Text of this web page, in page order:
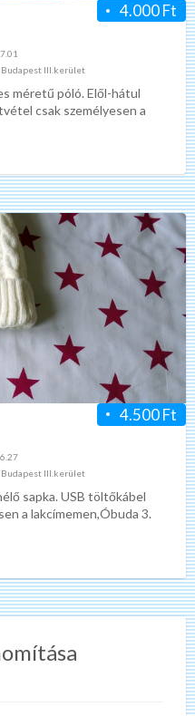
4.000 Ft
Budapest III.kerület
méretű póló. Elől-hátul
csak személyesen a
4.500 Ft
Budapest III.kerület
sapka. USB töltőkábel
a lakcímemen,Óbuda 3.